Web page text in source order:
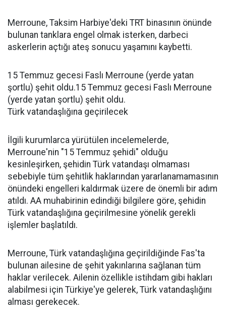
Merroune, Taksim Harbiye'deki TRT binasının önünde
bulunan tanklara engel olmak isterken, darbeci
askerlerin açtığı ateş sonucu yaşamını kaybetti.
15 Temmuz gecesi Faslı Merroune (yerde yatan
şortlu) şehit oldu.15 Temmuz gecesi Faslı Merroune
(yerde yatan şortlu) şehit oldu.
Türk vatandaşlığına geçirilecek
İlgili kurumlarca yürütülen incelemelerde,
Merroune'nin "15 Temmuz şehidi" olduğu
kesinleşirken, şehidin Türk vatandaşı olmaması
sebebiyle tüm şehitlik haklarından yararlanamamasının
önündeki engelleri kaldırmak üzere de önemli bir adım
atıldı. AA muhabirinin edindiği bilgilere göre, şehidin
Türk vatandaşlığına geçirilmesine yönelik gerekli
işlemler başlatıldı.
Merroune, Türk vatandaşlığına geçirildiğinde Fas'ta
bulunan ailesine de şehit yakınlarına sağlanan tüm
haklar verilecek. Ailenin özellikle istihdam gibi hakları
alabilmesi için Türkiye'ye gelerek, Türk vatandaşlığını
alması gerekecek.